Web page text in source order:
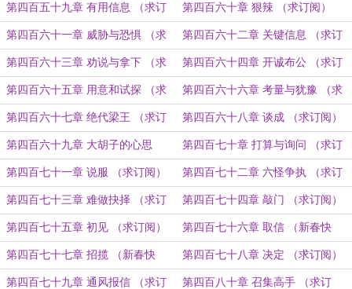
订阅）
第四百五十九章 有用信息 （求订
阅）
第四百六十章 狠辣 （求订阅）
第四百六十一章 威胁与恐惧 （求
订阅）
第四百六十二章 关键信息 （求订
阅）
第四百六十三章 劝说与拿下 （求
订阅）
第四百六十四章 开诚布公 （求订
阅）
第四百六十五章 用意和试探 （求
订阅）
第四百六十六章 考量与犹豫 （求
订阅）
第四百六十七章 绝代梁王 （求订
阅）
第四百六十八章 谈成 （求订阅）
第四百六十九章 大胡子的心思
（求订阅）
第四百七十章 打算与询问 （求订
阅）
第四百七十一章 说服 （求订阅） 第四百七十二章 六怪争执 （求订
阅）
第四百七十三章 难做抉择 （求订
阅）
第四百七十四章 敲门 （求订阅）
第四百七十五章 初见 （求订阅） 第四百七十六章 取信 （新春快
乐）
第四百七十七章 招揽 （新春快
乐）
第四百七十八章 决定 （求订阅）
第四百七十九章 通风报信 （求订 第四百八十章 召集高手 （求订